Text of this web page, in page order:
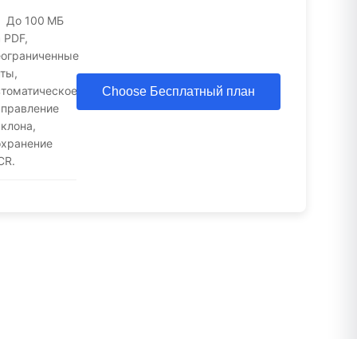
До 100 МБ
PDF,
Choose Бесплатный план